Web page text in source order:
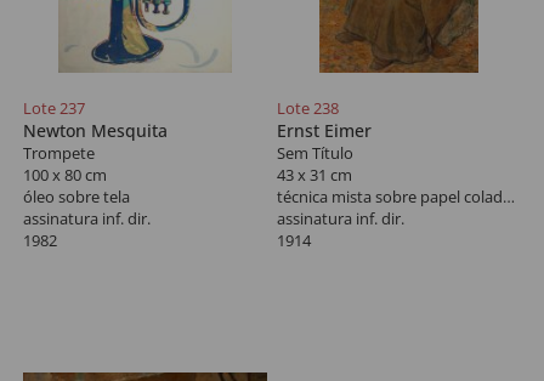
Lote 237
Newton Mesquita
Trompete
100 x 80 cm
óleo sobre tela
assinatura inf. dir.
1982
Lote 238
Ernst Eimer
Sem Título
43 x 31 cm
técnica mista sobre papel colada em placa
assinatura inf. dir.
1914